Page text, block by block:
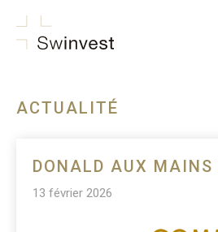
ACTUALITÉ
DONALD AUX MAINS
13 février 2026